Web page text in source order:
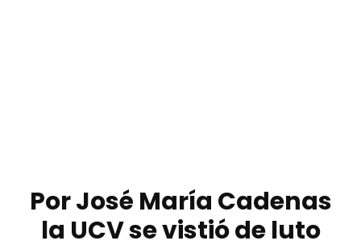
Por José María Cadenas
la UCV se vistió de luto